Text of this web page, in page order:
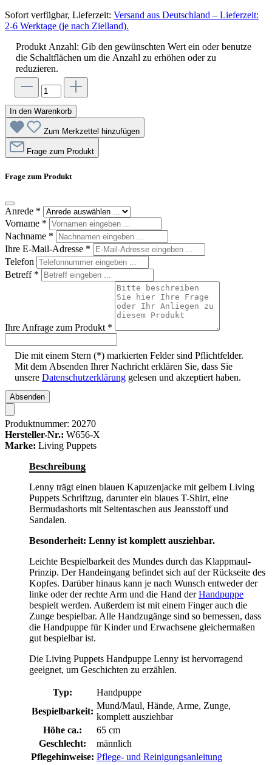
Sofort verfügbar, Lieferzeit: Versand aus Deutschland – Lieferzeit:
2-6 Werktage (je nach Zielland).
Produkt Anzahl: Gib den gewünschten Wert ein oder benutze
die Schaltflächen um die Anzahl zu erhöhen oder zu
reduzieren.
In den Warenkorb
Zum Merkzettel hinzufügen
Frage zum Produkt
Frage zum Produkt
Anrede *
Vorname *
Nachname *
Ihre E-Mail-Adresse *
Telefon
Betreff *
Ihre Anfrage zum Produkt *
Die mit einem Stern (*) markierten Felder sind Pflichtfelder.
Mit dem Absenden Ihrer Nachricht erklären Sie, dass Sie
unsere Datenschutzerklärung gelesen und akzeptiert haben.
Absenden
Produktnummer: 20270
Hersteller-Nr.: W656-X
Marke: Living Puppets
Beschreibung
Lenny trägt einen blauen Kapuzenjacke mit gelbem Living
Puppets Schriftzug, darunter ein blaues T-Shirt, eine
Bermudashorts mit Seitentaschen aus Jeansstoff und
Sandalen.
Besonderheit: Lenny ist komplett ausziehbar.
Leichte Bespielbarkeit des Mundes durch das Klappmaul-
Prinzip. Der Handeingang befindet sich auf der Rückseite des
Kopfes. Darüber hinaus kann je nach Wunsch entweder der
linke oder der rechte Arm und die Hand derHandpuppe
bespielt werden. Außerdem ist mit einem Finger auch die
Zunge bespielbar. Alle Handzugänge sind so bemessen, dass
die Handpuppe für Kinder und Erwachsene gleichermaßen
gut bespielbar ist.
Die Living Puppets Handpuppe Lenny ist hervorragend
geeignet, um Geschichten zu erzählen.
Typ:
Handpuppe
Bespielbarkeit:
Mund/Maul, Hände, Arme, Zunge,
komplett ausziehbar
Höhe ca.:
65 cm
Geschlecht:
männlich
Pflegehinweise: Pflege- und Reinigungsanleitung